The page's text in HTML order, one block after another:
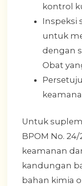
kontrol
Inspeksi
untuk
dengan
Obat
Untuk
BPOM No.
keamanan
kandungan
bahan kimia